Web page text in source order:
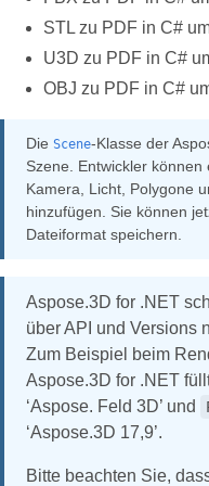
STL zu PDF in C#
U3D zu PDF in C#
OBJ zu PDF in C#
Die Scene-Klasse der
Szene. Entwickler
Kamera, Licht, Polygone
hinzufügen. Sie können
Dateiformat speichern.
Aspose.3D for .NET
über API und Versions
Zum Beispiel beim
Aspose.3D for .NET
‘Aspose. Feld 3D’ und
‘Aspose.3D 17,9’.
Bitte beachten Sie,